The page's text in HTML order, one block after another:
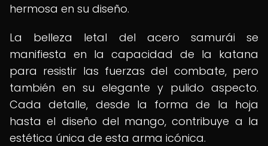
hermosa en su diseño.
La belleza letal del acero samurái se
manifiesta en la capacidad de la katana
para resistir las fuerzas del combate, pero
también en su elegante y pulido aspecto.
Cada detalle, desde la forma de la hoja
hasta el diseño del mango, contribuye a la
estética única de esta arma icónica.